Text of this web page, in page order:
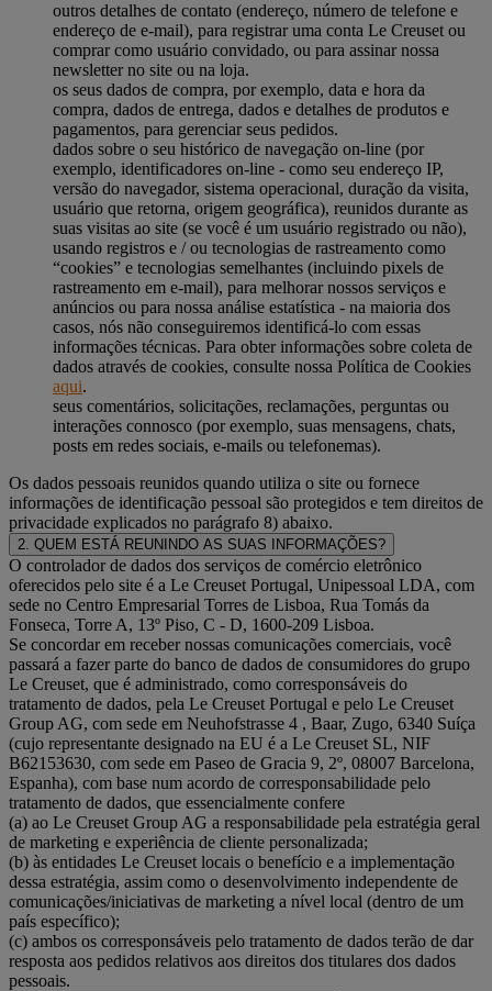
outros detalhes de contato (endereço, número de telefone e
endereço de e-mail), para registrar uma conta Le Creuset ou
comprar como usuário convidado, ou para assinar nossa
newsletter no site ou na loja.
os seus dados de compra, por exemplo, data e hora da
compra, dados de entrega, dados e detalhes de produtos e
pagamentos, para gerenciar seus pedidos.
dados sobre o seu histórico de navegação on-line (por
exemplo, identificadores on-line - como seu endereço IP,
versão do navegador, sistema operacional, duração da visita,
usuário que retorna, origem geográfica), reunidos durante as
suas visitas ao site (se você é um usuário registrado ou não),
usando registros e / ou tecnologias de rastreamento como
“cookies” e tecnologias semelhantes (incluindo pixels de
rastreamento em e-mail), para melhorar nossos serviços e
anúncios ou para nossa análise estatística - na maioria dos
casos, nós não conseguiremos identificá-lo com essas
informações técnicas. Para obter informações sobre coleta de
dados através de cookies, consulte nossa Política de Cookies
aqui.
seus comentários, solicitações, reclamações, perguntas ou
interações connosco (por exemplo, suas mensagens, chats,
posts em redes sociais, e-mails ou telefonemas).
Os dados pessoais reunidos quando utiliza o site ou fornece
informações de identificação pessoal são protegidos e tem direitos de
privacidade explicados no parágrafo 8) abaixo.
2. QUEM ESTÁ REUNINDO AS SUAS INFORMAÇÕES?
O controlador de dados dos serviços de comércio eletrônico
oferecidos pelo site é a Le Creuset Portugal, Unipessoal LDA, com
sede no Centro Empresarial Torres de Lisboa, Rua Tomás da
Fonseca, Torre A, 13º Piso, C - D, 1600-209 Lisboa.
Se concordar em receber nossas comunicações comerciais, você
passará a fazer parte do banco de dados de consumidores do grupo
Le Creuset, que é administrado, como corresponsáveis do
tratamento de dados, pela Le Creuset Portugal e pelo Le Creuset
Group AG, com sede em Neuhofstrasse 4 , Baar, Zugo, 6340 Suíça
(cujo representante designado na EU é a Le Creuset SL, NIF
B62153630, com sede em Paseo de Gracia 9, 2º, 08007 Barcelona,
Espanha), com base num acordo de corresponsabilidade pelo
tratamento de dados, que essencialmente confere
(a) ao Le Creuset Group AG a responsabilidade pela estratégia geral
de marketing e experiência de cliente personalizada;
(b) às entidades Le Creuset locais o benefício e a implementação
dessa estratégia, assim como o desenvolvimento independente de
comunicações/iniciativas de marketing a nível local (dentro de um
país específico);
(c) ambos os corresponsáveis pelo tratamento de dados terão de dar
resposta aos pedidos relativos aos direitos dos titulares dos dados
pessoais.